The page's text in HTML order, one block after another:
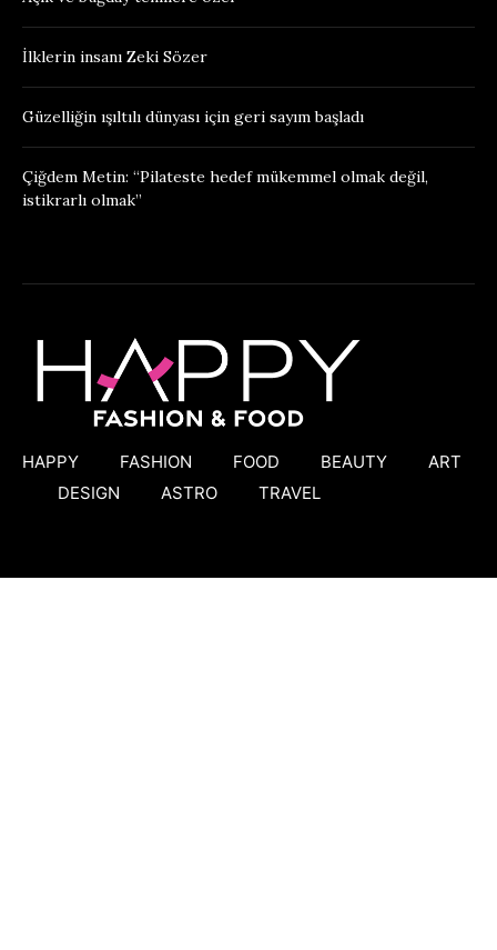
İlklerin insanı Zeki Sözer
Güzelliğin ışıltılı dünyası için geri sayım başladı
Çiğdem Metin: “Pilateste hedef mükemmel olmak değil,
istikrarlı olmak”
HAPPY FASHION FOOD BEAUTY
ART
DESIGN
ASTRO TRAVEL